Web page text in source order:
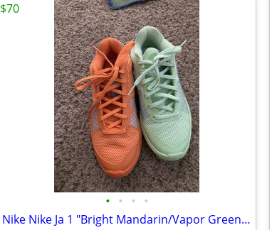
• • • •
Nike Nike Ja 1 "Bright Mandarin/Vapor Green" shoes
$70